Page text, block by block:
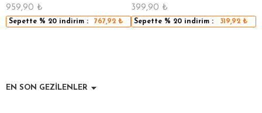
959,90 ₺
Sepette % 20 indirim : 767,92₺
399,90 ₺
Sepette % 20 indirim : 319,92₺
EN SON GEZİLENLER